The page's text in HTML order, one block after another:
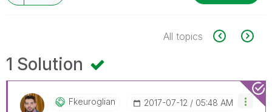
All topics
1 Solution
Fkeuroglian ‎2017-07-12 05:48 AM